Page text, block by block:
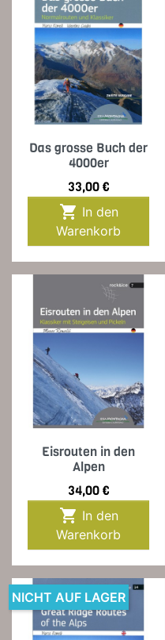
Das grosse Buch der
4000er
Preis
33,00 €

Warenkorb
Eisrouten in den
Alpen
Preis
34,00 €

Warenkorb
NICHT AUF LAGER